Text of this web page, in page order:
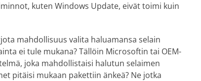
kuten Windows Update, eivät toimi kuin
mahdollisuus valita haluamansa selain
ei tule mukana? Tällöin Microsoftin tai OEM-
joka mahdollistaisi halutun selaimen
pitäisi mukaan pakettiin änkeä? Ne jotka